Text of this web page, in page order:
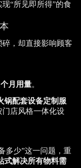
“所见即所得”的食
，却直接影响顾客
个月用量。
锅配套设备定制服
门店风格一体化设
多少”这一问题，重
式解决所有物料需